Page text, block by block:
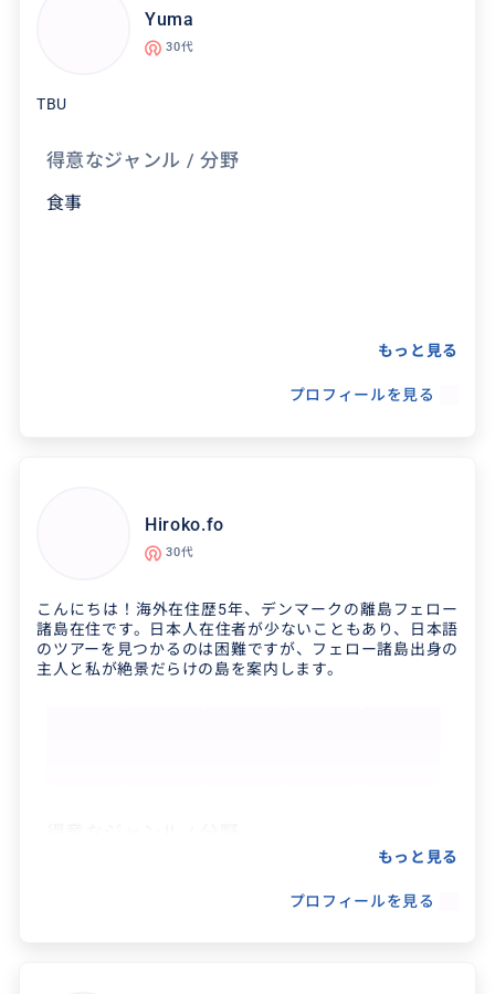
グストアを散策しています。
Yuma
30代
TBU
得意なジャンル / 分野
食事
もっと見る
プロフィールを見る
Hiroko.fo
30代
こんにちは！海外在住歴5年、デンマークの離島フェロー
諸島在住です。日本人在住者が少ないこともあり、日本語
のツアーを見つかるのは困難ですが、フェロー諸島出身の
主人と私が絶景だらけの島を案内します。
地巡り／写真（家族写真・ウェディング写真な
もっと見る
プロフィールを見る